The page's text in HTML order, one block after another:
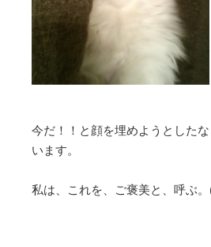
今だ！！と顔を埋めようとした
います。
私は、これを、ご褒美と、呼ぶ